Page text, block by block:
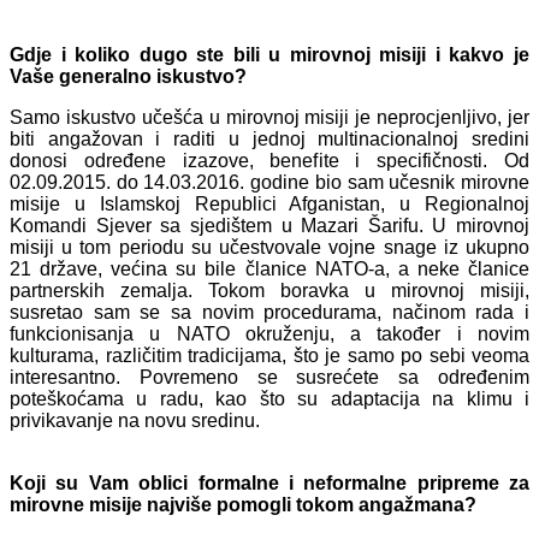
Gdje i koliko dugo ste bili u mirovnoj misiji i kakvo je
Vaše generalno iskustvo?
Samo iskustvo učešća u mirovnoj misiji je neprocjenljivo, jer
biti angažovan i raditi u jednoj multinacionalnoj sredini
donosi određene izazove, benefite i specifičnosti. Od
02.09.2015. do 14.03.2016. godine bio sam učesnik mirovne
misije u Islamskoj Republici Afganistan, u Regionalnoj
Komandi Sjever sa sjedištem u Mazari Šarifu. U mirovnoj
misiji u tom periodu su učestvovale vojne snage iz ukupno
21 države, većina su bile članice NATO-a, a neke članice
partnerskih zemalja. Tokom boravka u mirovnoj misiji,
susretao sam se sa novim procedurama, načinom rada i
funkcionisanja u NATO okruženju, a također i novim
kulturama, različitim tradicijama, što je samo po sebi veoma
interesantno. Povremeno se susrećete sa određenim
poteškoćama u radu, kao što su adaptacija na klimu i
privikavanje na novu sredinu.
Koji su Vam oblici formalne i neformalne pripreme za
mirovne misije najviše pomogli tokom angažmana?